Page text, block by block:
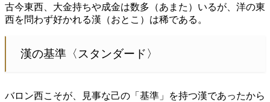
古今東西、大金持ちや成金は数多（あまた）いるが、洋の東
西を問わず好かれる漢（おとこ）は稀である。
漢の基準〈スタンダード〉
バロン西こそが、見事な己の「基準」を持つ漢であったから